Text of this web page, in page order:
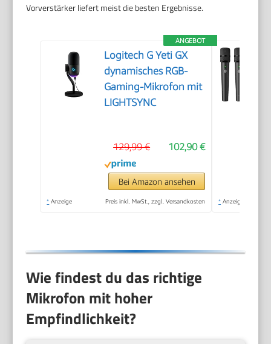
Vorverstärker liefert meist die besten Ergebnisse.
ANGEBOT
Logitech G Yeti GX
dynamisches RGB-
Gaming-Mikrofon mit
LIGHTSYNC
102,90 €
129,99 €
Bei Amazon ansehen
* Anzeige Preis inkl. MwSt., zzgl. Versandkosten * Anzeige
Wie findest du das richtige
Mikrofon mit hoher
Empfindlichkeit?